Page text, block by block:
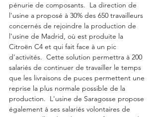
pénurie de composants.  La direction de
l'usine a proposé à 30% des 650 travailleurs
concernés de rejoindre la production de
l'usine de Madrid, où est produite la
Citroën C4 et qui fait face à un pic
d'activités.  Cette solution permettra à 200
salariés de continuer de travailler le temps
que les livraisons de puces permettent une
reprise la plus normale possible de la
production.  L'usine de Saragosse propose
également à ses salariés volontaires de